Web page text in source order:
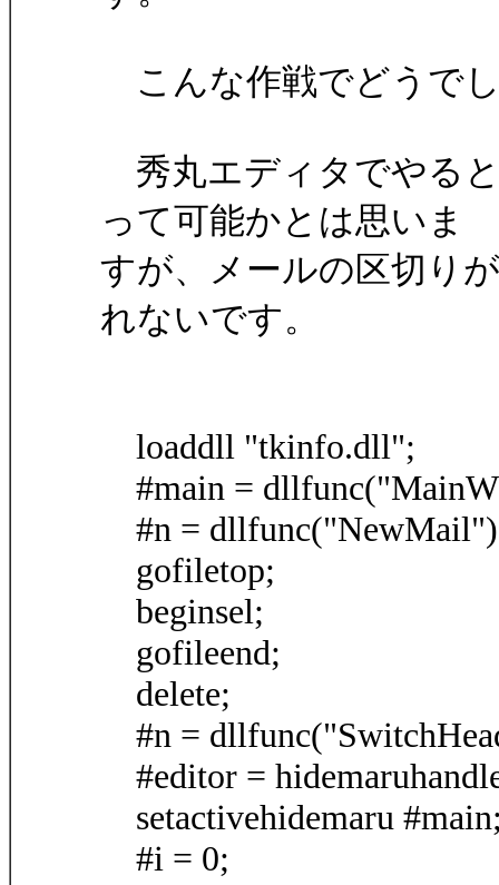
こんな作戦でどうで
秀丸エディタでやる
って可能かとは思いま
すが、メールの区切り
れないです。
loaddll "tkinfo.dll";
#main =
#n =
gofiletop;
beginsel;
gofileend;
delete;
#n =
#editor =
setactivehidemaru
#i = 0;